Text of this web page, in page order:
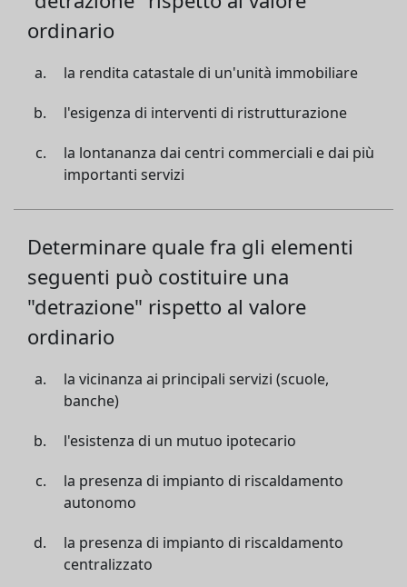
ordinario
la rendita catastale di un'unità immobiliare
l'esigenza di interventi di ristrutturazione
la lontananza dai centri commerciali e dai più
importanti servizi
Determinare quale fra gli elementi
seguenti può costituire una
"detrazione" rispetto al valore
ordinario
la vicinanza ai principali servizi (scuole,
banche)
l'esistenza di un mutuo ipotecario
la presenza di impianto di riscaldamento
autonomo
la presenza di impianto di riscaldamento
centralizzato